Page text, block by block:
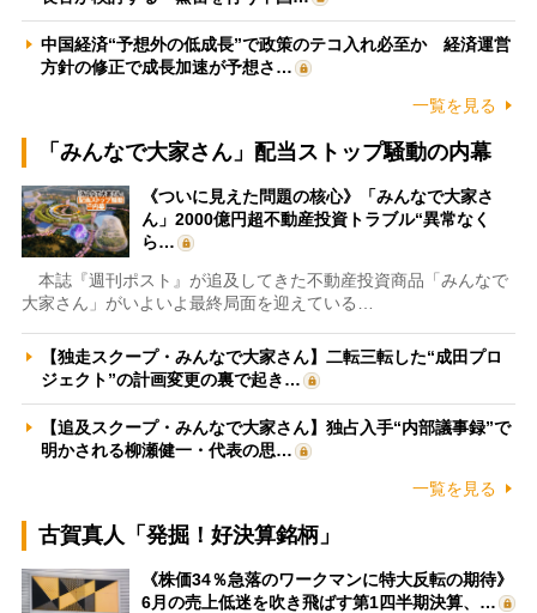
中国経済“予想外の低成長”で政策のテコ入れ必至か 経済運営
方針の修正で成長加速が予想さ…
一覧を見る
「みんなで大家さん」配当ストップ騒動の内幕
《ついに見えた問題の核心》「みんなで大家さ
ん」2000億円超不動産投資トラブル“異常なく
ら…
本誌『週刊ポスト』が追及してきた不動産投資商品「みんなで
大家さん」がいよいよ最終局面を迎えている…
【独走スクープ・みんなで大家さん】二転三転した“成田プロ
ジェクト”の計画変更の裏で起き…
【追及スクープ・みんなで大家さん】独占入手“内部議事録”で
明かされる柳瀬健一・代表の思…
一覧を見る
古賀真人「発掘！好決算銘柄」
《株価34％急落のワークマンに特大反転の期待》
6月の売上低迷を吹き飛ばす第1四半期決算、…